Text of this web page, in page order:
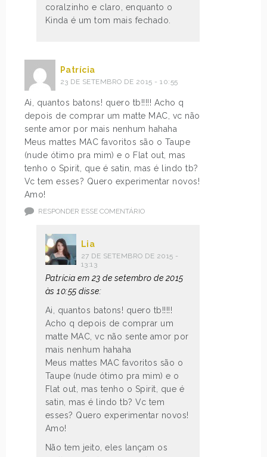
coralzinho e claro, enquanto o
Kinda é um tom mais fechado.
Patrícia
23 DE SETEMBRO DE 2015 - 10:55
Ai, quantos batons! quero tb!!!!! Acho q
depois de comprar um matte MAC, vc não
sente amor por mais nenhum hahaha
Meus mattes MAC favoritos são o Taupe
(nude ótimo pra mim) e o Flat out, mas
tenho o Spirit, que é satin, mas é lindo tb?
Vc tem esses? Quero experimentar novos!
Amo!
RESPONDER ESSE COMENTÁRIO
Lia
27 DE SETEMBRO DE 2015 -
13:13
Patrícia em 23 de setembro de 2015
às 10:55 disse:
Ai, quantos batons! quero tb!!!!!
Acho q depois de comprar um
matte MAC, vc não sente amor por
mais nenhum hahaha
Meus mattes MAC favoritos são o
Taupe (nude ótimo pra mim) e o
Flat out, mas tenho o Spirit, que é
satin, mas é lindo tb? Vc tem
esses? Quero experimentar novos!
Amo!
Não tem jeito, eles lançam os